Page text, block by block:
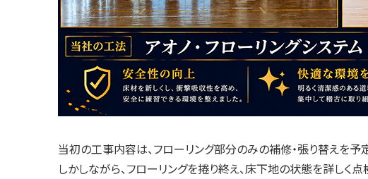
当初の工事内容は、フローリング部分のみの補修・張り替えを予
しかしながら、フローリングを捲り終え、床下地の状態を詳しく